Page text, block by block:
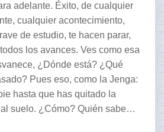
adelante. Éxito, de cualquier
cualquier acontecimiento,
de estudio, te hacen parar,
los avances. Ves como esa
¿Dónde está? ¿Qué
Pues eso, como la Jenga:
hasta que has quitado la
suelo. ¿Cómo? Quién sabe…